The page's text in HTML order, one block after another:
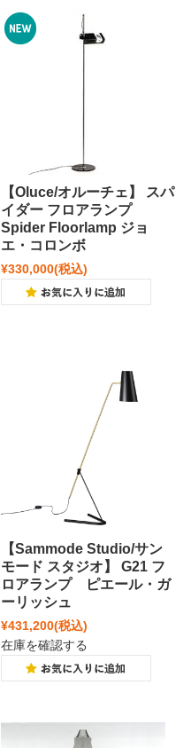
【Oluce/オルーチェ】 スパ
イダー フロアランプ
Spider Floorlamp ジョ
エ・コロンボ
¥330,000(税込)
【Sammode Studio/サン
モード スタジオ】 G21 フ
ロアランプ ピエール・ガ
ーリッシュ
¥431,200(税込)
在庫を確認する